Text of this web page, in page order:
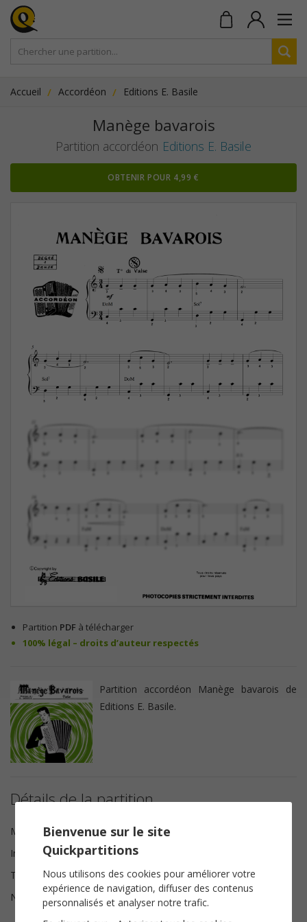
Accueil Accordéon Editions E. Basile
Manège bavarois
Partition accordéon Editions E. Basile
OBTENIR POUR 4,99 €
Partition PDF à télécharger
100% légal – droits d’auteur respectés
Partition accordéon Manège bavarois de
Editions E. Basile.
Détails de la partition
Musique
Enrico Basile
Instrumentation
Tonalité
Do majeur
Nombre de pages
2
Bienvenue sur le site
Quickpartitions
Nous utilisons des cookies pour améliorer votre
expérience de navigation, diffuser des contenus
personnalisés et analyser notre trafic.